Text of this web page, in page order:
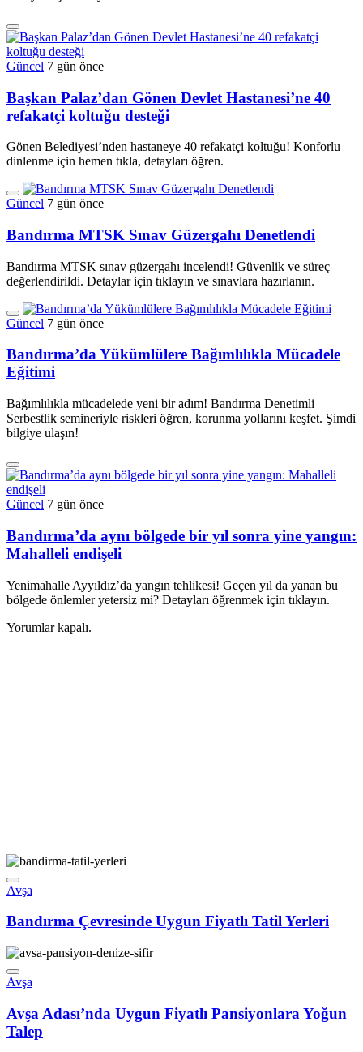
Güncel 7 gün önce
Başkan Palaz’dan Gönen Devlet Hastanesi’ne 40
refakatçi koltuğu desteği
Gönen Belediyesi’nden hastaneye 40 refakatçi koltuğu! Konforlu
dinlenme için hemen tıkla, detayları öğren.
Güncel 7 gün önce
Bandırma MTSK Sınav Güzergahı Denetlendi
Bandırma MTSK sınav güzergahı incelendi! Güvenlik ve süreç
değerlendirildi. Detaylar için tıklayın ve sınavlara hazırlanın.
Güncel 7 gün önce
Bandırma’da Yükümlülere Bağımlılıkla Mücadele
Eğitimi
Bağımlılıkla mücadelede yeni bir adım! Bandırma Denetimli
Serbestlik semineriyle riskleri öğren, korunma yollarını keşfet. Şimdi
bilgiye ulaşın!
Güncel 7 gün önce
Bandırma’da aynı bölgede bir yıl sonra yine yangın:
Mahalleli endişeli
Yenimahalle Ayyıldız’da yangın tehlikesi! Geçen yıl da yanan bu
bölgede önlemler yetersiz mi? Detayları öğrenmek için tıklayın.
Yorumlar kapalı.
Avşa
Bandırma Çevresinde Uygun Fiyatlı Tatil Yerleri
Avşa
Avşa Adası’nda Uygun Fiyatlı Pansiyonlara Yoğun
Talep